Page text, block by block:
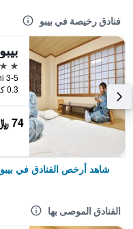
فنادق رخيصة في بيبو
2 نجمتين
0.3 كيلومتر عن وسط المدينة
74 ﷼
شاهد أرخص الفنادق في بيبو
الفنادق الموصى بها